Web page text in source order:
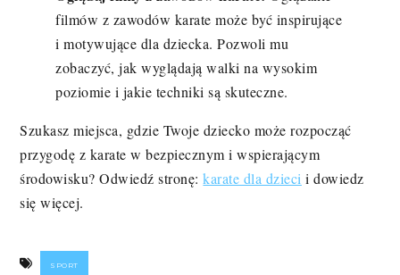
filmów z zawodów karate może być inspirujące
i motywujące dla dziecka. Pozwoli mu
zobaczyć, jak wyglądają walki na wysokim
poziomie i jakie techniki są skuteczne.
Szukasz miejsca, gdzie Twoje dziecko może rozpocząć
przygodę z karate w bezpiecznym i wspierającym
środowisku? Odwiedź stronę:karate dla dzieci i dowiedz
się więcej.
SPORT